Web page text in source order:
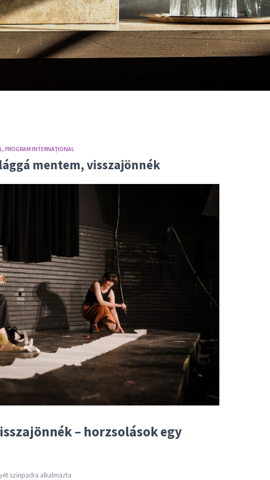
PROGRAM INTERNAȚIONAL
mentem, visszajönnék
– horzsolások egy
színpadra alkalmazta